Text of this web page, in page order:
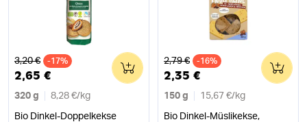
Alter Preis
3,20 € -17%
2,65 €
320 g 8,28 €/ kg
Bio Dinkel-Doppelkekse
0 Alter Preis
2,79 € -16%
2,35 €
150 g 15,67 €/ kg
Bio Dinkel-Müslikekse,
0